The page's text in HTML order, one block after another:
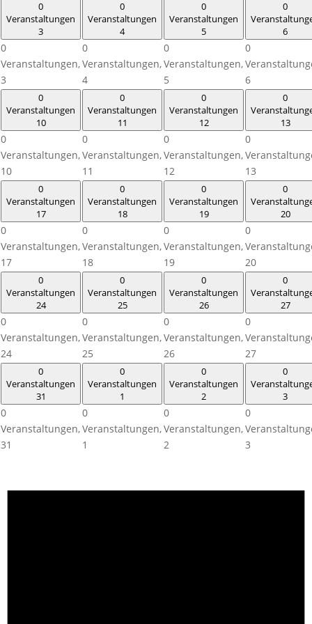
0
Veranstaltungen
3
0
Veranstaltungen,
3
0
Veranstaltungen
4
0
Veranstaltungen,
4
0
Veranstaltungen
5
0
Veranstaltungen,
5
0
6
0
6
0
Veranstaltungen
10
0
Veranstaltungen,
10
0
Veranstaltungen
11
0
Veranstaltungen,
11
0
Veranstaltungen
12
0
Veranstaltungen,
12
0
13
0
13
0
Veranstaltungen
17
0
Veranstaltungen,
17
0
Veranstaltungen
18
0
Veranstaltungen,
18
0
Veranstaltungen
19
0
Veranstaltungen,
19
0
20
0
20
0
Veranstaltungen
24
0
Veranstaltungen,
24
0
Veranstaltungen
25
0
Veranstaltungen,
25
0
Veranstaltungen
26
0
Veranstaltungen,
26
0
27
0
27
0
Veranstaltungen
31
0
Veranstaltungen,
31
0
Veranstaltungen
1
0
Veranstaltungen,
1
0
Veranstaltungen
2
0
Veranstaltungen,
2
0
3
0
3